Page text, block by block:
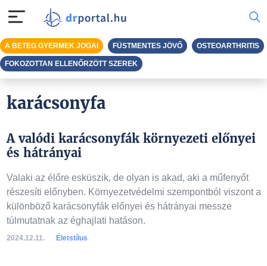
karácsonyfa
A valódi karácsonyfák környezeti előnyei
és hátrányai
Valaki az élőre esküszik, de olyan is akad, aki a műfenyőt
részesíti előnyben. Környezetvédelmi szempontból viszont a
különböző karácsonyfák előnyei és hátrányai messze
túlmutatnak az éghajlati hatáson.
2024.12.11. Életstílus
A BETEG GYERMEK JOGAI FÜSTMENTES JÖVŐ OSTEOARTHRITIS
FOKOZOTTAN ELLENŐRZÖTT SZEREK